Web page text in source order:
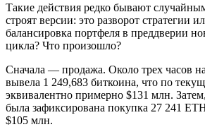
Такие действия редко бывают
строят версии: это разворот стратегии
балансировка портфеля в преддверии
цикла? Что произошло?
Сначала — продажа. Около трех часов
вывела 1 249,683 биткоина, что по
эквивалентно примерно $131 млн. Затем,
была зафиксирована покупка 27 241
$105 млн.